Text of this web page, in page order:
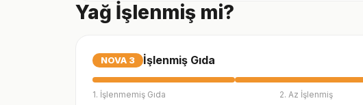
Yağ İşlenmiş mi?
NOVA 3 İşlenmiş Gıda
1. İşlenmemiş Gıda 2. Az İşlenmiş